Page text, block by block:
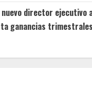
director ejecutivo
ganancias